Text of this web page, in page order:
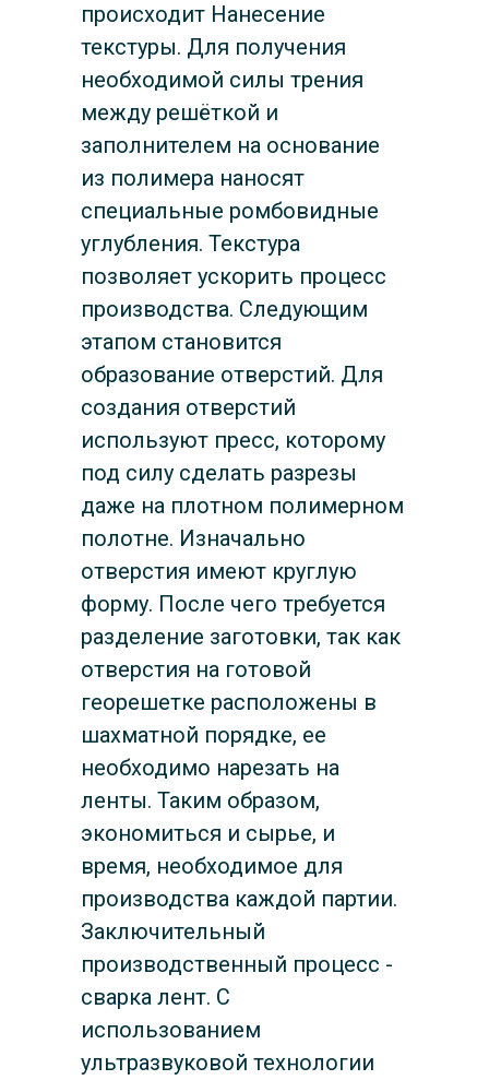
происходит Нанесение
текстуры. Для получения
необходимой силы трения
между решёткой и
заполнителем на основание
из полимера наносят
специальные ромбовидные
углубления. Текстура
позволяет ускорить процесс
производства. Следующим
этапом становится
образование отверстий. Для
создания отверстий
используют пресс, которому
под силу сделать разрезы
даже на плотном полимерном
полотне. Изначально
отверстия имеют круглую
форму. После чего требуется
разделение заготовки, так как
отверстия на готовой
георешетке расположены в
шахматной порядке, ее
необходимо нарезать на
ленты. Таким образом,
экономиться и сырье, и
время, необходимое для
производства каждой партии.
Заключительный
производственный процесс -
сварка лент. С
использованием
ультразвуковой технологии